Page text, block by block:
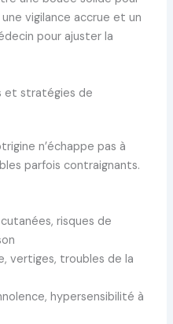
vigilance accrue et un
pour ajuster la
et stratégies de
n’échappe pas à
parfois contraignants.
risques de
vertiges, troubles de la
hypersensibilité à